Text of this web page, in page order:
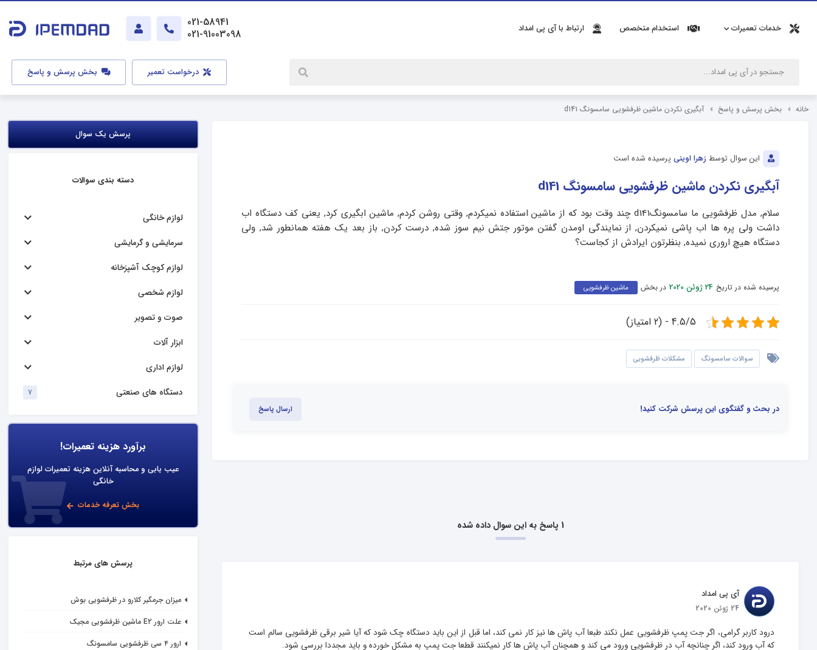
خدمات تعمیرات استخدام متخصص ارتباط با آی پی امداد
021-58941
021-91003098
درخواست تعمیر بخش پرسش و پاسخ
خانه بخش پرسش و پاسخ آبگیری نکردن ماشین ظرفشویی سامسونگ d141
این سوال توسط زهرا اوینی پرسیده شده است
آبگیری نکردن ماشین ظرفشویی سامسونگ d141
سلام, مدل ظرفشویی ما سامسونگd141 چند وقت بود که از ماشین استفاده نمیکردم, وقتی روشن کردم, ماشین ابگیری کرد, یعنی کف دستگاه اب
داشت ولی پره ها اب پاشی نمیکردن, از نمایندگی اومدن گفتن موتور جتش نیم سوز شده, درست کردن, باز بعد یک هفته همانطور شد, ولی
دستگاه هیچ اروری نمیده, بنظرتون ایرادش از کجاست؟
پرسیده شده در تاریخ 24 ژوئن 2020 در بخش ماشین ظرفشویی
4.5/5 - (2 امتیاز)
سوالات سامسونگ مشکلات ظرفشویی
در بحث و گفتگوی این پرسش شرکت کنید! ارسال پاسخ
1 پاسخ به این سوال داده شده
آی پی امداد
24 ژوئن 2020
درود کاربر گرامی، اگر جت پمپ ظرفشویی عمل نکند طبعا آب پاش ها نیز کار نمی کند، اما قبل از این باید دستگاه چک شود که آیا شیر برقی ظرفشویی سالم است
پرسش یک سوال
دسته بندی سوالات
لوازم خانگی
سرمایشی و گرمایشی
لوازم کوچک آشپزخانه
لوازم شخصی
صوت و تصویر
ابزار آلات
لوازم اداری
دستگاه های صنعتی
7
برآورد هزینه تعمیرات!
عیب یابی و محاسبه آنلاین هزینه تعمیرات لوازم
خانگی
بخش تعرفه خدمات
پرسش های مرتبط
میزان جرمگیر کلارو در ظرفشویی بوش
علت ارور E2 ماشین ظرفشویی مجیک
ارور ۴ سی ظرفشویی سامسونگ